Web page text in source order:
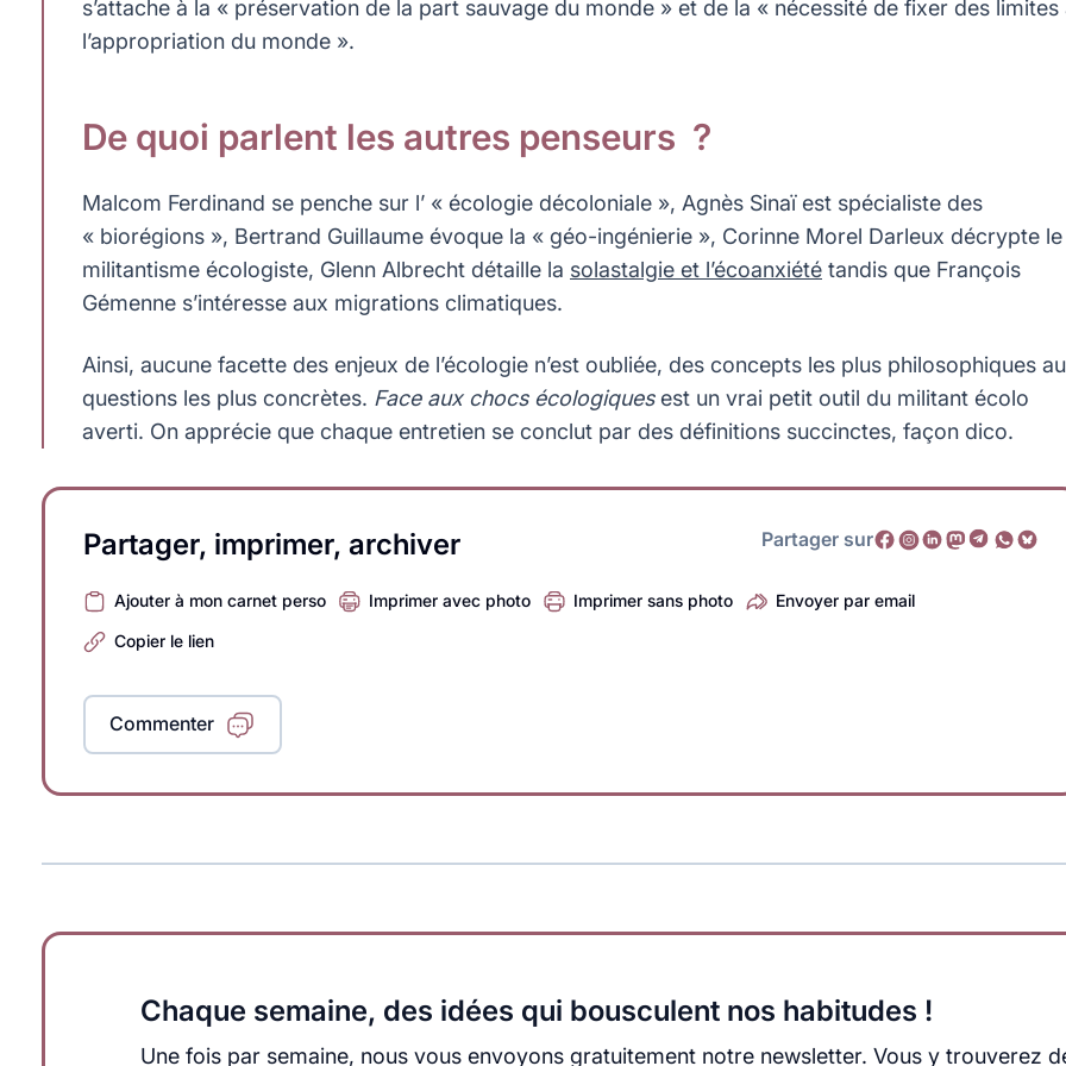
s’attache à la « préservation de la part sauvage du monde » et de la « nécessité de fixer des limites
l’appropriation du monde ».
De quoi parlent les autres penseurs ?
Malcom Ferdinand se penche sur l’ « écologie décoloniale », Agnès Sinaï est spécialiste des
« biorégions », Bertrand Guillaume évoque la « géo-ingénierie », Corinne Morel Darleux décrypte le
militantisme écologiste, Glenn Albrecht détaille la solastalgie et l’écoanxiété tandis que François
Gémenne s’intéresse aux migrations climatiques.
Ainsi, aucune facette des enjeux de l’écologie n’est oubliée, des concepts les plus philosophiques
questions les plus concrètes. Face aux chocs écologiquesest un vrai petit outil du militant écolo
averti. On apprécie que chaque entretien se conclut par des définitions succinctes, façon dico.
Partager, imprimer, archiver Partager sur
Ajouter à mon carnet perso Imprimer avec photo Imprimer sans photo Envoyer par email
Copier le lien
Commenter
Chaque semaine, des idées qui bousculent nos habitudes !
Une fois par semaine, nous vous envoyons gratuitement notre newsletter. Vous y trouverez